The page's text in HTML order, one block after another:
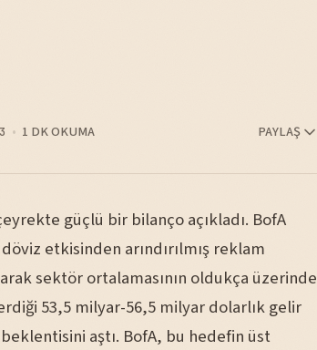
1 DK OKUMA PAYLAŞ
güçlü bir bilanço açıkladı. BofA
etkisinden arındırılmış reklam
sektör ortalamasının oldukça üzerinde
53,5 milyar-56,5 milyar dolarlık gelir
aştı. BofA, bu hedefin üst